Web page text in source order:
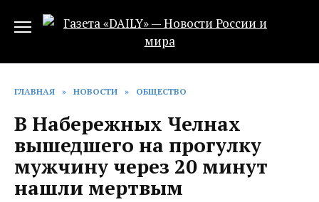
ГЛАВНАЯ » НОВОСТИ » ОБЩЕСТВО
В Набережных Челнах
вышедшего на прогулку
мужчину через 20 минут
нашли мертвым